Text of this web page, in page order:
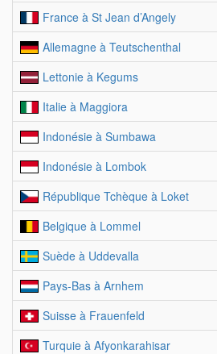
France à St Jean d’Angely
Allemagne à Teutschenthal
Lettonie à Kegums
Italie à Maggiora
Indonésie à Sumbawa
Indonésie à Lombok
République Tchèque à Loket
Belgique à Lommel
Suède à Uddevalla
Pays-Bas à Arnhem
Suisse à Frauenfeld
Turquie à Afyonkarahisar